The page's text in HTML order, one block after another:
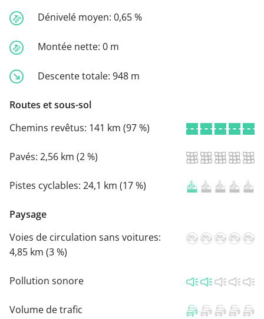
Dénivelé moyen: 0,65 %
Montée nette: 0 m
Descente totale: 948 m
Routes et sous-sol
Chemins revêtus: 141 km (97 %)
Pavés: 2,56 km (2 %)
Pistes cyclables: 24,1 km (17 %)
Paysage
Voies de circulation sans voitures:
4,85 km (3 %)
Pollution sonore
Volume de trafic